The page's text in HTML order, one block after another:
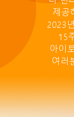
제공
2023
15
아이
여러